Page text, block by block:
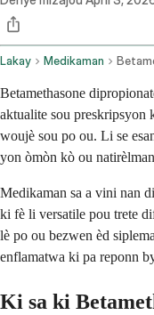
Lakay Medikaman
Betamethasone
aktualite sou preskripsyon
woujè sou po ou. Li se
yon òmòn kò ou
Medikaman sa a vini nan
ki fè li versatile pou trete
lè po ou bezwen èd
enflamatwa ki pa reponn
Ki sa ki